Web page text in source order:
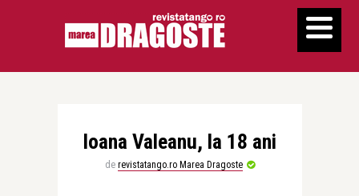
Ioana Valeanu, la 18 ani
de revistatango.ro Marea Dragoste